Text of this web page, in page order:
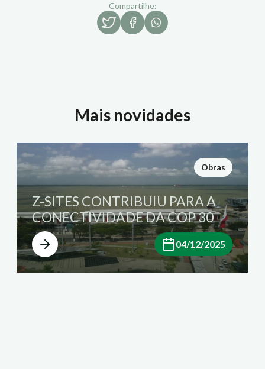
Compartilhe:
Mais novidades
Obras
Z-SITES CONTRIBUIU PARA A
CONECTIVIDADE DA COP 30
04/12/2025